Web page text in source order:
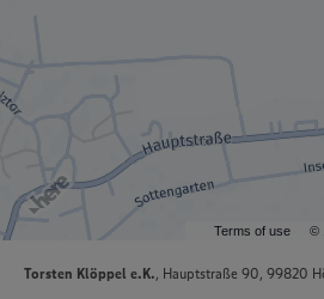
Terms of use ©
Torsten Klöppel e.K., Hauptstraße 90, 99820